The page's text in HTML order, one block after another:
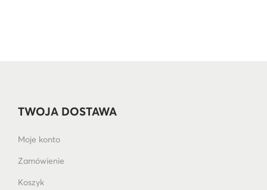
TWOJA DOSTAWA
Moje konto
Zamówienie
Koszyk